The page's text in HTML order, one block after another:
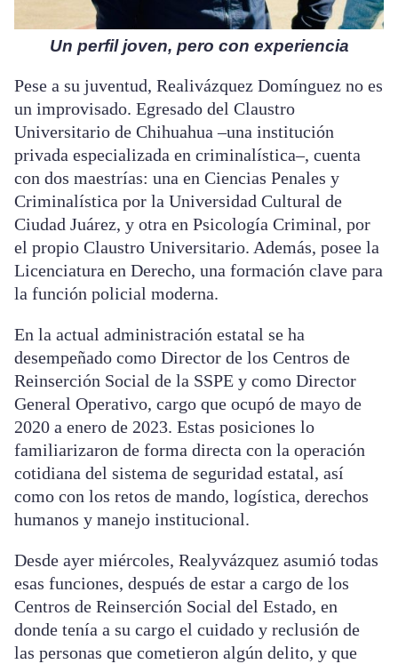
Un perfil joven, pero con experiencia
Pese a su juventud, Realivázquez Domínguez no es
un improvisado. Egresado del Claustro
Universitario de Chihuahua –una institución
privada especializada en criminalística–, cuenta
con dos maestrías: una en Ciencias Penales y
Criminalística por la Universidad Cultural de
Ciudad Juárez, y otra en Psicología Criminal, por
el propio Claustro Universitario. Además, posee la
Licenciatura en Derecho, una formación clave para
la función policial moderna.
En la actual administración estatal se ha
desempeñado como Director de los Centros de
Reinserción Social de la SSPE y como Director
General Operativo, cargo que ocupó de mayo de
2020 a enero de 2023. Estas posiciones lo
familiarizaron de forma directa con la operación
cotidiana del sistema de seguridad estatal, así
como con los retos de mando, logística, derechos
humanos y manejo institucional.
Desde ayer miércoles, Realyvázquez asumió todas
esas funciones, después de estar a cargo de los
Centros de Reinserción Social del Estado, en
donde tenía a su cargo el cuidado y reclusión de
las personas que cometieron algún delito, y que